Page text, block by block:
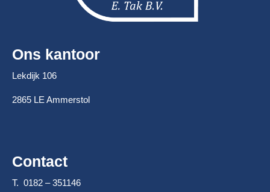
Ons kantoor
Lekdijk 106
2865 LE Ammerstol
Contact
T. 0182 – 351146